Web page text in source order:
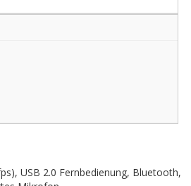
USB 2.0 Fernbedienung, Bluetooth,